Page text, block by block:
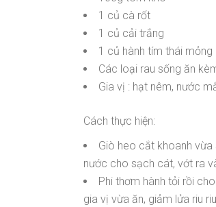
1 củ cà rốt
1 củ cải trắng
1 củ hành tím thái mỏng
Các loại rau sống ăn
Gia vị : hạt nêm, nước
Cách thực hiện:
Giò heo cắt khoanh
nước cho sạch cát, vớt ra
Phi thơm hành tỏi rồi
gia vị vừa ăn, giảm lửa riu